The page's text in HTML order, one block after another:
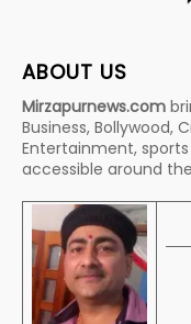
ABOUT US
Mirzapurnews.com
Business, Bollywood,
Entertainment,
accessible around